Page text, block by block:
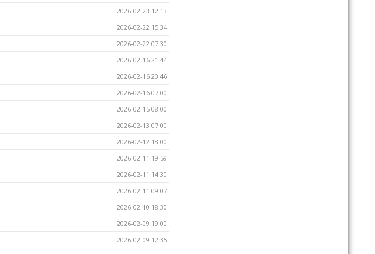
2026-02-23 12:13
2026-02-22 15:34
2026-02-22 07:30
2026-02-16 21:44
2026-02-16 20:46
2026-02-16 07:00
2026-02-15 08:00
2026-02-13 07:00
2026-02-12 18:00
2026-02-11 19:59
2026-02-11 14:30
2026-02-11 09:07
2026-02-10 18:30
2026-02-09 19:00
2026-02-09 12:35